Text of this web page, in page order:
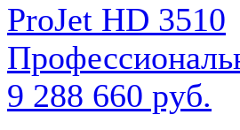
ProJet HD 3510
9 288 660 руб.